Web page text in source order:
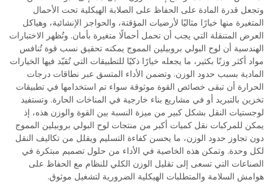
وتجعل قدرة المادة على الحفاظ على الصلابة الهيكلية تحت الأحمال
المتغيرة منها خيارًا مثاليًا لأرضيات المؤقتة، والحواجز الإنشائية، وهياكل
العرض المتنقلة التي يجب أن تحمل أحمالًا متغيرة بأمان. وتُظهر الاختبارات
الهندسية أن لوح البولي بروبيلين المموج يمكنه تحقيق نسب قوة تُنافس
مواد أكثر وزنًا بكثير، ما يجعله خيارًا ذكيًا للتطبيقات التي تُقيّد فيها الخيارات
المادية بسبب حدود الوزن. وتضمن الأداء المتسق عبر نطاقات درجات
الحرارة أن تبقى خصائص القوة موثوقة سواء تم استخدامها في تطبيقات
تخزين بالتبريد أو في مشاريع بناء خارجية في المناخات الحارة. وتستفيد
لوجستيات النقل بشكل كبير من ميزة النسبة بين القوة والوزن هذه، إذ
يمكن للمركبات نقل كميات أكبر من منتجات لوح البولي بروبيلين المموج
دون تجاوز حدود الوزن، ما يحسن كفاءة التسليم ويقلل من تكاليف النقل
لكل وحدة. وتمكن هذه الخاصية في الأداء من حلول تصميم مبتكرة في
الصناعات التي تسعى إلى تقليل الوزن الكلي للنظام مع الحفاظ على
هوامش السلامة والمتطلبات الهيكلية الضرورية لتشغيل موثوق.